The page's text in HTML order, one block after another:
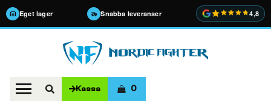
Eget lager Snabba leveranser 4,8
Kassa 0